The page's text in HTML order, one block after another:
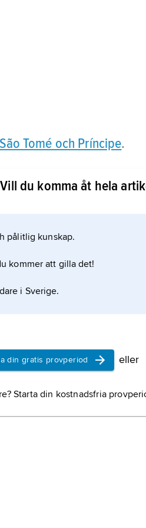
São Tomé och Príncipe.
Vill du komma åt hela
pålitlig kunskap.
kommer att gilla det!
i Sverige.
din gratis provperiod eller
Starta din kostnadsfria